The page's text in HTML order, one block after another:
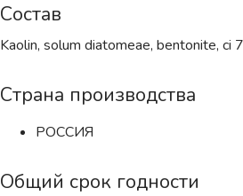
Состав
Kaolin, solum diatomeae, bentonite, ci
Страна производства
РОССИЯ
Общий срок годности